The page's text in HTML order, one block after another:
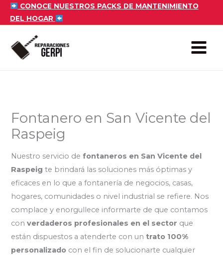
contenido
CONOCE NUESTROS PACKS DE MANTENIMIENTO
DEL HOGAR
Fontanero en San Vicente del
Raspeig
Nuestro servicio defontaneros en San Vicente del
Raspeig te brindará las soluciones más óptimas y
eficaces en lo que a fontanería de negocios, casas,
hogares, comunidades o nivel industrial se refiere. Nos
complace y enorgullece informarte de que contamos
converdaderos profesionales en el sector que
están dispuestos a atenderte con untrato 100%
personalizado con el fin de solucionarte cualquier